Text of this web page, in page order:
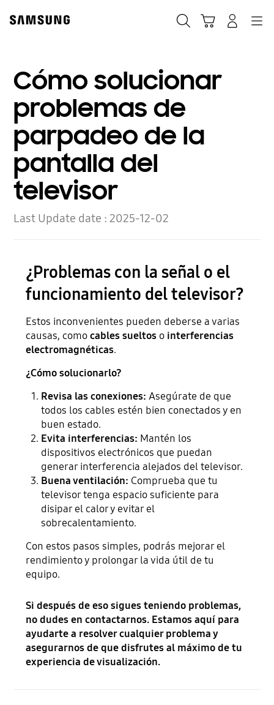
content
Cómo solucionar
problemas de
parpadeo de la
pantalla del
televisor
Last Update date :2025-12-02
¿Problemas con la señal o el
funcionamiento del televisor?
Estos inconvenientes pueden deberse a varias
causas, comocables sueltos o interferencias
electromagnéticas.
¿Cómo solucionarlo?
Revisa las conexiones: Asegúrate de que
todos los cables estén bien conectados y en
buen estado.
Evita interferencias: Mantén los
dispositivos electrónicos que puedan
generar interferencia alejados del televisor.
Buena ventilación: Comprueba que tu
televisor tenga espacio suficiente para
disipar el calor y evitar el
sobrecalentamiento.
Con estos pasos simples, podrás mejorar el
rendimiento y prolongar la vida útil de tu
equipo.
Si después de eso sigues teniendo problemas,
no dudes en contactarnos. Estamos aquí para
ayudarte a resolver cualquier problema y
asegurarnos de que disfrutes al máximo de tu
experiencia de visualización.